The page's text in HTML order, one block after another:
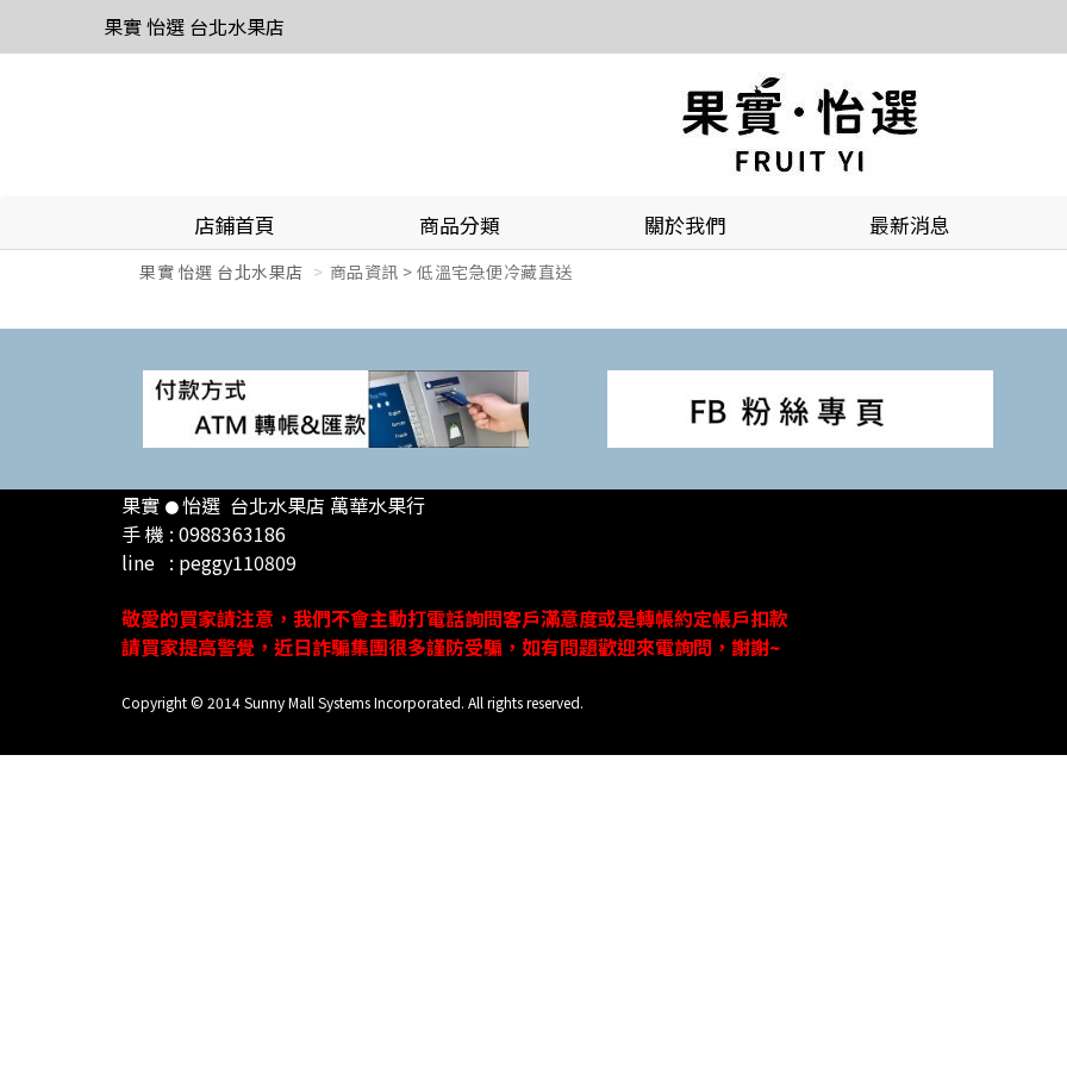
果實 怡選 台北水果店
店鋪首頁 商品分類 關於我們 最新消息
果實 怡選 台北水果店
商品資訊 > 低溫宅急便冷藏直送
果實 ●怡選 台北水果店 萬華水果行
手 機 : 0988363186
line : peggy110809
敬愛的買家請注意， 我們不會主動打電話詢問客戶滿意度或是轉帳約定帳戶扣款
請買家提高警覺，近日詐騙集團很多謹防受騙，如有問題歡迎來電詢問，謝謝~
Copyright © 2014 Sunny Mall Systems Incorporated. All rights reserved.